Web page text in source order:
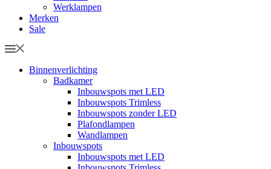
Werklampen
Merken
Sale
Binnenverlichting
Badkamer
Inbouwspots met LED
Inbouwspots Trimless
Inbouwspots zonder LED
Plafondlampen
Wandlampen
Inbouwspots
Inbouwspots met LED